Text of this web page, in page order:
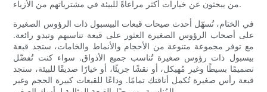
من يبحثون عن خيارات أكثر مراعاةً للبيئة في مشترياتهم من الأزياء.
في الختام، تُسهّل أحدث صيحات قبعات البيسبول ذات الرؤوس الصغيرة
على أصحاب الرؤوس الصغيرة العثور على قبعة تناسبهم وتبدو رائعة.
مع توفر مجموعة متنوعة من الأحجام والأنماط والخامات، ستجد قبعة
بيسبول ذات رؤوس صغيرة تُناسب جميع الأذواق. سواء كنت تُفضّل
تصميمًا بسيطًا وغير مُهيكل، أو نقشًا جريئًا، أو خيارًا صديقًا للبيئة، ستجد
قبعة رأس صغيرة تُكمل أناقتك تمامًا. وداعًا للقبعات كبيرة الحجم وغير